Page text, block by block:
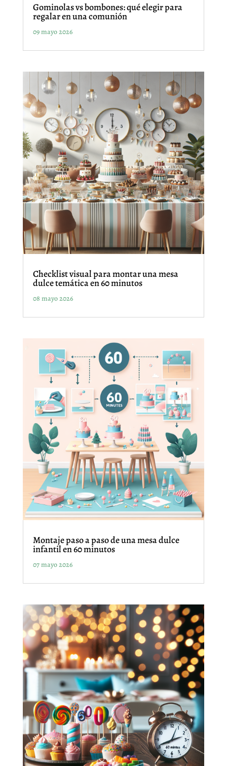
Gominolas vs bombones: qué elegir para
regalar en una comunión
09 mayo 2026
Checklist visual para montar una mesa
dulce temática en 60 minutos
08 mayo 2026
Montaje paso a paso de una mesa dulce
infantil en 60 minutos
07 mayo 2026